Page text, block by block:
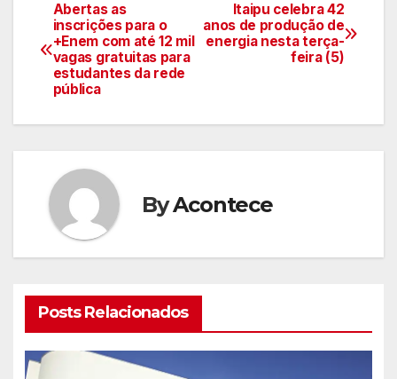
Navegação
de
artigos
Itaipu celebra 42
anos de produção de
energia nesta terça-
feira (5)
Abertas as
inscrições para o
+Enem com até 12 mil
vagas gratuitas para
estudantes da rede
pública
ByAcontece
Posts Relacionados